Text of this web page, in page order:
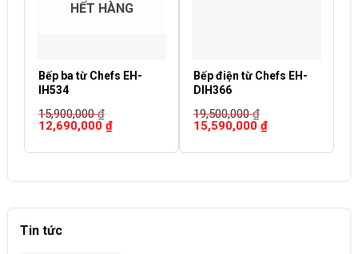
HẾT HÀNG
Bếp ba từ Chefs EH-
IH534
15,900,000₫
Giá
là:
12,690,000 ₫Giá
tại
Bếp điện từ Chefs EH-
DIH366
19,500,000₫
Giá
là:
15,590,000 ₫Giá
tại
Tin tức